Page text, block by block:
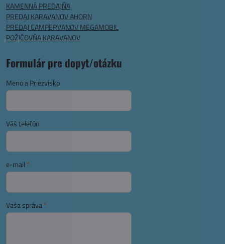
KAMENNÁ PREDAJŇA
PREDAJ KARAVANOV AHORN
PREDAJ CAMPERVANOV MEGAMOBIL
POŽIČOVŇA KARAVANOV
Formulár pre dopyt/otázku
Meno a Priezvisko
Váš telefón
e-mail *
Vaša správa*